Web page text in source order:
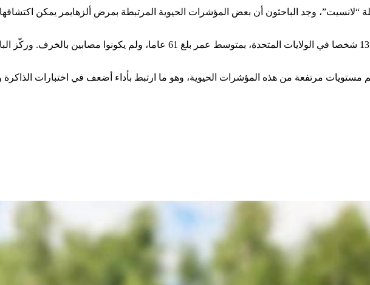
“لانسيت”، وجد الباحثون أن بعض المؤشرات الحيوية المرتبطة بمرض ألزهايمر يمكن
وشملت الدراسة تحليل عينات دم من 1350 شخصا في الولايات المتحدة،
مشاركا كانت لديهم مستويات مرتفعة من هذه المؤشرات الحيوية، وهو ما ارتبط بأداء أضعف في اختبارات